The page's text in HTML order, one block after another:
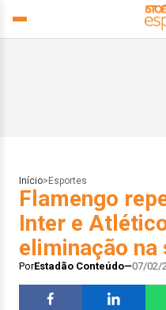
Início> Esportes
Flamengo
Inter e
eliminação na
PorEstadão Conteúdo 07/02/